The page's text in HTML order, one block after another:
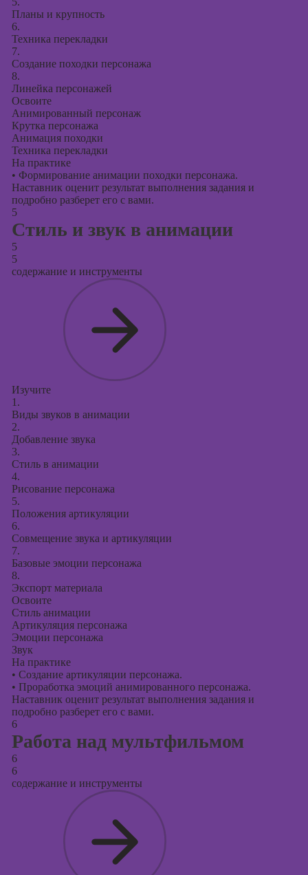
Планы и крупность
6.
Техника перекладки
7.
Создание походки персонажа
8.
Линейка персонажей
Освоите
Анимированный персонаж
Крутка персонажа
Анимация походки
Техника перекладки
На практике
• Формирование анимации походки персонажа.
Наставник оценит результат выполнения задания и
подробно разберет его с вами.
5
Стиль и звук в анимации
5
5
содержание и инструменты
Изучите
1.
Виды звуков в анимации
2.
Добавление звука
3.
Стиль в анимации
4.
Рисование персонажа
5.
Положения артикуляции
6.
Совмещение звука и артикуляции
7.
Базовые эмоции персонажа
8.
Экспорт материала
Освоите
Стиль анимации
Артикуляция персонажа
Эмоции персонажа
Звук
На практике
• Создание артикуляции персонажа.
• Проработка эмоций анимированного персонажа.
Наставник оценит результат выполнения задания и
подробно разберет его с вами.
6
Работа над мультфильмом
6
6
содержание и инструменты